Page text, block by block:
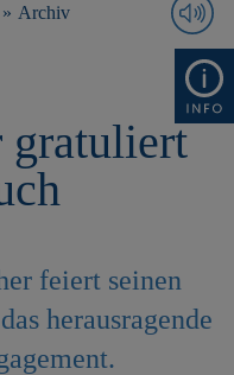
Archiv
gratuliert
feiert seinen
herausragende